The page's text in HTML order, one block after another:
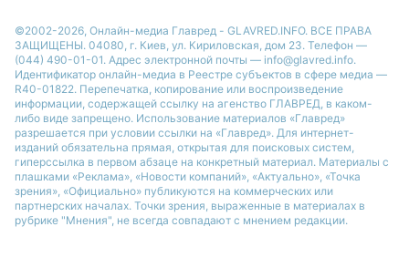
©2002-2026, Онлайн-медиа Главред - GLAVRED.INFO. ВСЕ ПРАВА
ЗАЩИЩЕНЫ. 04080, г. Киев, ул. Кириловская, дом 23. Телефон —
(044) 490-01-01. Адрес электронной почты — info@glavred.info.
Идентификатор онлайн-медиа в Реестре cубъектов в сфере медиа —
R40-01822. Перепечатка, копирование или воспроизведение
информации, содержащей ссылку на агенство ГЛАВРЕД, в каком-
либо виде запрещено. Использование материалов «Главред»
разрешается при условии ссылки на «Главред». Для интернет-
изданий обязательна прямая, открытая для поисковых систем,
гиперссылка в первом абзаце на конкретный материал. Материалы с
плашками «Реклама», «Новости компаний», «Актуально», «Точка
зрения», «Официально» публикуются на коммерческих или
партнерских началах. Точки зрения, выраженные в материалах в
рубрике "Мнения", не всегда совпадают с мнением редакции.